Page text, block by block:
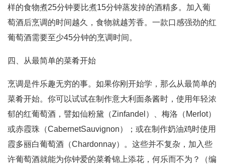
样的食物煮25分钟要比煮15分钟蒸发掉的酒精多。加入葡
萄酒后烹调的时间越久，食物就越芳香。一款口感强劲的红
葡萄酒需要至少45分钟的烹调时间。
四、从最简单的菜肴开始
烹调是件乐趣无穷的事。如果你刚开始学，那么从最简单的
菜肴开始。你可以试试在制作意大利面条酱时，使用年轻浓
郁的红葡萄酒，譬如仙粉黛（Zinfandel）、梅洛（Merlot）
或赤霞珠（CabernetSauvignon）；或在制作奶油鸡时使用
霞多丽白葡萄酒（Chardonnay）。这些并不复杂，加入些
许葡萄酒就能为你钟爱的菜肴锦上添花，何乐而不为？（编